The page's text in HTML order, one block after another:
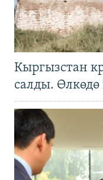
Кыргызстан
салды.